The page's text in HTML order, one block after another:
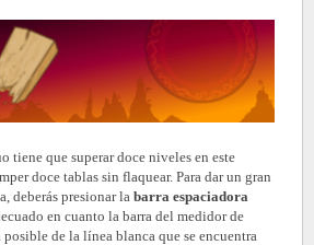
tiene que superar doce niveles en este
doce tablas sin flaquear. Para dar un gran
deberás presionar la barra espaciadora
en cuanto la barra del medidor de
posible de la línea blanca que se encuentra